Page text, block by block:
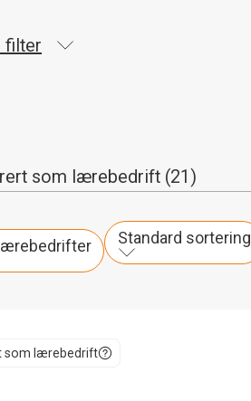
filter
som lærebedrift (21)
Standard sortering
som lærebedrift